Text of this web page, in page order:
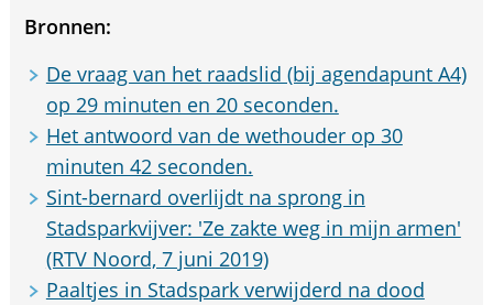
Bronnen:
De vraag van het raadslid (bij agendapunt A4)
op 29 minuten en 20 seconden.
Het antwoord van de wethouder op 30
minuten 42 seconden.
Sint-bernard overlijdt na sprong in
Stadsparkvijver: 'Ze zakte weg in mijn armen'
(RTV Noord, 7 juni 2019)
Paaltjes in Stadspark verwijderd na dood